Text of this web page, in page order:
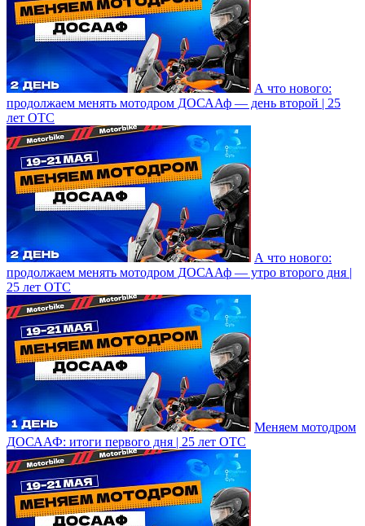
А что нового:
продолжаем менять мотодром ДОСААф — день второй | 25
лет ОТС
А что нового:
продолжаем менять мотодром ДОСААф — утро второго дня |
25 лет ОТС
Меняем мотодром
ДОСААФ: итоги первого дня | 25 лет ОТС